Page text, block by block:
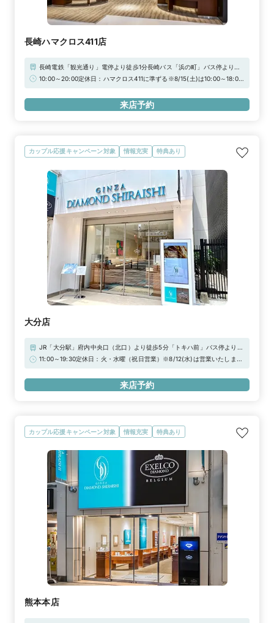
長崎ハマクロス411店
長崎電鉄「観光通り」電停より徒歩1分長崎バス「浜の町」バス停より徒
歩1分JR長崎駅より車で約10分■駐車場：リファレンス銅座パーク、思案
10:00～20:00定休日：ハマクロス411に準ずる※8/15(土)は10:00～18:00
カードプレゼント！＼さらに！アーリータイムキャンペーン実施中／“土
日祝日 12時まで”のご来店で1,000円分UPの「ギフトカード4,000円
来店予約
カップル応援キャンペーン対象 情報充実 特典あり
大分店
JR「大分駅」府内中央口（北口）より徒歩5分「トキハ前」バス停より徒
歩2分■駐車場：タイムズ大分駅府内口※お車でご来店の際は一度店舗へ
11:00～19:30定休日：火・水曜（祝日営業）※8/12(水)は営業いたします
来店予約
カップル応援キャンペーン対象 情報充実 特典あり
熊本本店